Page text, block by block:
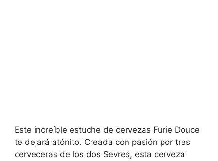
Este increíble estuche de cervezas Furie Douce
te dejará atónito. Creada con pasión por tres
cerveceras de los dos Sevres, esta cerveza